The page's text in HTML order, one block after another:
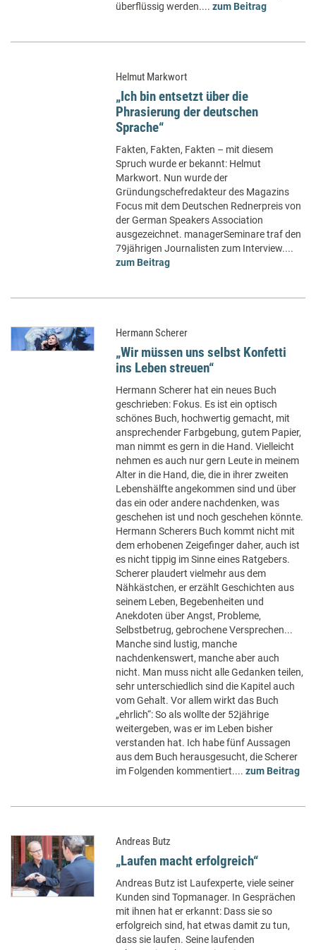
überflüssig werden....zum Beitrag
Helmut Markwort
„Ich bin entsetzt über die
Phrasierung der deutschen
Sprache“
Fakten, Fakten, Fakten – mit diesem
Spruch wurde er bekannt: Helmut
Markwort. Nun wurde der
Gründungschefredakteur des Magazins
Focus mit dem Deutschen Rednerpreis von
der German Speakers Association
ausgezeichnet. managerSeminare traf den
79jährigen Journalisten zum Interview....
zum Beitrag
Hermann Scherer
„Wir müssen uns selbst Konfetti
ins Leben streuen“
Hermann Scherer hat ein neues Buch
geschrieben: Fokus. Es ist ein optisch
schönes Buch, hochwertig gemacht, mit
ansprechender Farbgebung, gutem Papier,
man nimmt es gern in die Hand. Vielleicht
nehmen es auch nur gern Leute in meinem
Alter in die Hand, die, die in ihrer zweiten
Lebenshälfte angekommen sind und über
das ein oder andere nachdenken, was
geschehen ist und noch geschehen könnte.
Hermann Scherers Buch kommt nicht mit
dem erhobenen Zeigefinger daher, auch ist
es nicht tippig im Sinne eines Ratgebers.
Scherer plaudert vielmehr aus dem
Nähkästchen, er erzählt Geschichten aus
seinem Leben, Begebenheiten und
Anekdoten über Angst, Probleme,
Selbstbetrug, gebrochene Versprechen...
Manche sind lustig, manche
nachdenkenswert, manche aber auch
nicht. Man muss nicht alle Gedanken teilen,
sehr unterschiedlich sind die Kapitel auch
vom Gehalt. Vor allem wirkt das Buch
„ehrlich“: So als wollte der 52jährige
weitergeben, was er im Leben bisher
verstanden hat. Ich habe fünf Aussagen
aus dem Buch herausgesucht, die Scherer
im Folgenden kommentiert....zum Beitrag
Andreas Butz
„Laufen macht erfolgreich“
Andreas Butz ist Laufexperte, viele seiner
Kunden sind Topmanager. In Gesprächen
mit ihnen hat er erkannt: Dass sie so
erfolgreich sind, hat etwas damit zu tun,
dass sie laufen. Seine laufenden